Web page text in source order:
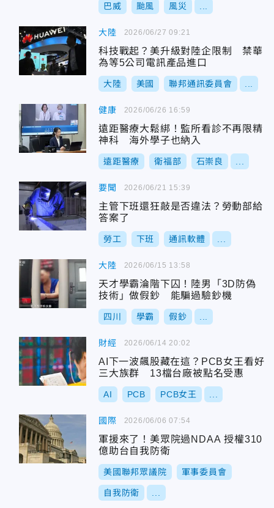
巴威 颱風 風災
大陸
科技戰起？美升級對陸企限制 禁華
為等5公司電訊產品進口
大陸 美國 聯邦通訊委員會
2026/06/27 09:21
健康
遠距醫療大鬆綁！監所看診不再限精
神科 海外學子也納入
遠距醫療 衛福部 石崇良
2026/06/26 16:59
要聞
主管下班還狂敲是否違法？勞動部給
答案了
勞工 下班 通訊軟體
2026/06/21 15:39
大陸
天才學霸淪階下囚！陸男「3D防偽
技術」做假鈔 能騙過驗鈔機
四川 學霸 假鈔
2026/06/15 13:58
財經
AI下一波飆股藏在這？PCB女王看好
三大族群 13檔台廠被點名受惠
AI PCB PCB女王
2026/06/14 20:02
國際
軍援來了！美眾院過NDAA 授權310
億助台自我防衛
美國聯邦眾議院 軍事委員會
自我防衛
2026/06/06 07:54